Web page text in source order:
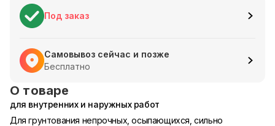
Под заказ
Самовывоз сейчас и позже
Бесплатно
О товаре
для внутренних и наружных работ
Для грунтования непрочных, осыпающихся, сильно